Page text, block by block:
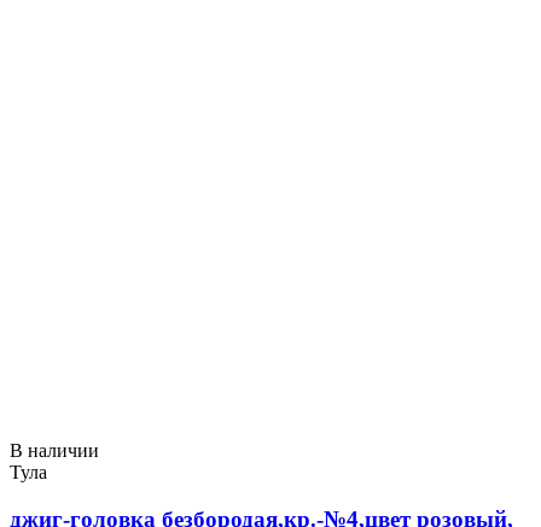
В наличии
Тула
джиг-головка безбородая,кр.-№4,цвет розовый,